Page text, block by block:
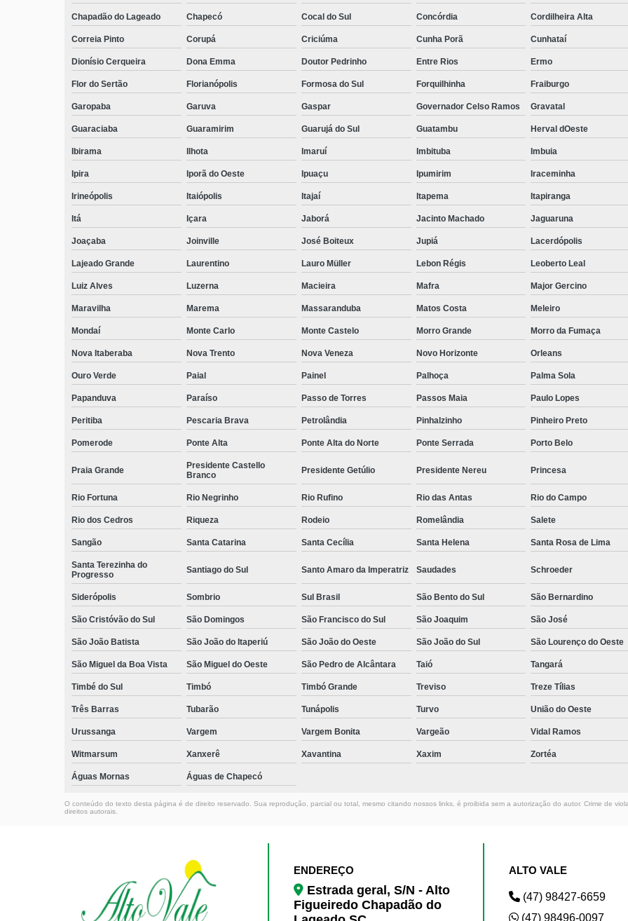
Chapadão do Lageado Chapecó Cocal do Sul Concórdia Cordilheira Alta
Correia Pinto Corupá Criciúma Cunha Porã Cunhataí
Dionísio Cerqueira Dona Emma Doutor Pedrinho Entre Rios Ermo
Flor do Sertão Florianópolis Formosa do Sul Forquilhinha Fraiburgo
Garopaba Garuva Gaspar Governador Celso Ramos Gravatal
Guaraciaba Guaramirim Guarujá do Sul Guatambu Herval dOeste
Ibirama Ilhota Imaruí Imbituba Imbuia
Ipira Iporã do Oeste Ipuaçu Ipumirim Iraceminha
Irineópolis Itaiópolis Itajaí Itapema Itapiranga
Itá Içara Jaborá Jacinto Machado Jaguaruna
Joaçaba Joinville José Boiteux Jupiá Lacerdópolis
Lajeado Grande Laurentino Lauro Müller Lebon Régis Leoberto Leal
Luiz Alves Luzerna Macieira Mafra Major Gercino
Maravilha Marema Massaranduba Matos Costa Meleiro
Mondaí Monte Carlo Monte Castelo Morro Grande Morro da Fumaça
Nova Itaberaba Nova Trento Nova Veneza Novo Horizonte Orleans
Ouro Verde Paial Painel Palhoça Palma Sola
Papanduva Paraíso Passo de Torres Passos Maia Paulo Lopes
Peritiba Pescaria Brava Petrolândia Pinhalzinho Pinheiro Preto
Pomerode Ponte Alta Ponte Alta do Norte Ponte Serrada Porto Belo
Praia Grande
Presidente Castello
Branco
Presidente Getúlio Presidente Nereu Princesa
Rio Fortuna Rio Negrinho Rio Rufino Rio das Antas Rio do Campo
Rio dos Cedros Riqueza Rodeio Romelândia Salete
Sangão Santa Catarina Santa Cecília Santa Helena Santa Rosa de Lima
Santa Terezinha do
Progresso
Santiago do Sul Santo Amaro da Imperatriz Saudades Schroeder
Siderópolis Sombrio Sul Brasil São Bento do Sul São Bernardino
São Cristóvão do Sul São Domingos São Francisco do Sul São Joaquim São José
São João Batista São João do Itaperiú São João do Oeste São João do Sul São Lourenço do Oeste
São Miguel da Boa Vista São Miguel do Oeste São Pedro de Alcântara Taió Tangará
Timbé do Sul Timbó Timbó Grande Treviso Treze Tílias
Três Barras Tubarão Tunápolis Turvo União do Oeste
Urussanga Vargem Vargem Bonita Vargeão Vidal Ramos
Witmarsum Xanxerê Xavantina Xaxim Zortéa
Águas Mornas Águas de Chapecó
O conteúdo do texto desta página é de direito reservado. Sua reprodução, parcial ou total, mesmo citando nossos links, é proibida sem a autorização do autor. Crime de
direitos autorais
ENDEREÇO
Estrada geral, S/N - Alto
Figueiredo Chapadão do
ALTO VALE
(47) 98427-6659
(47) 98496-0097